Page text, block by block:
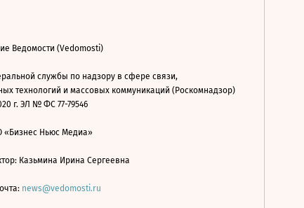
Ведомости (Vedomosti)
службы по надзору в сфере связи,
технологий и массовых коммуникаций (Роскомнадзор)
г. ЭЛ № ФС 77-79546
«Бизнес Ньюс Медиа»
Казьмина Ирина Сергеевна
news@vedomosti.ru